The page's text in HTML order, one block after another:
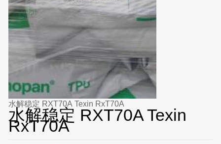
水解稳定 RXT70A Texin RxT70A
水解稳定 RXT70A Texin
RxT70A